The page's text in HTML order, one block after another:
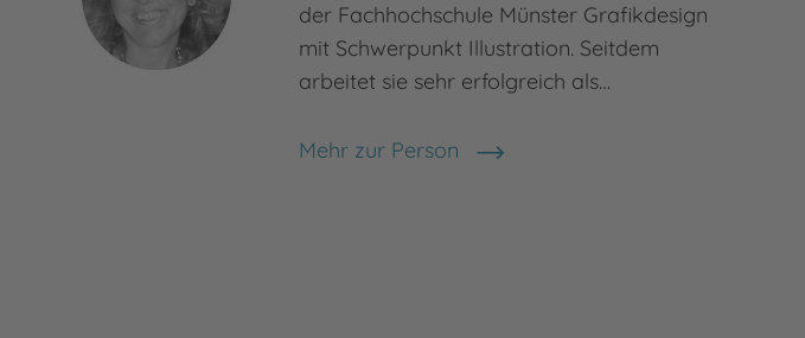
der Fachhochschule Münster Grafikdesign
mit Schwerpunkt Illustration. Seitdem
arbeitet sie sehr erfolgreich als…
Mehr zur Person
Annet Rudolph